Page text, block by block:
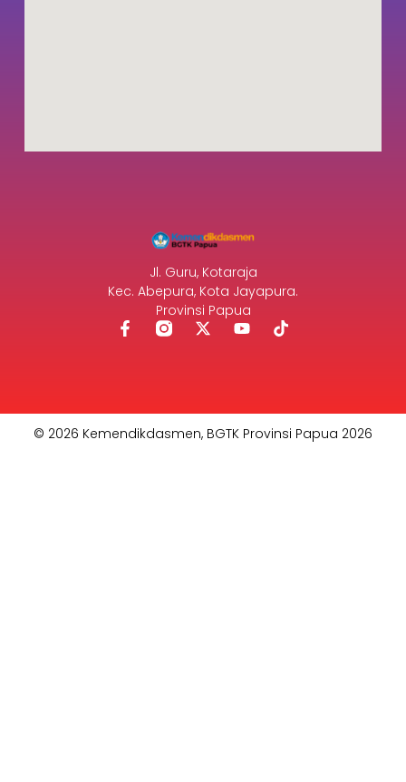
Jl. Guru, Kotaraja
Kec. Abepura, Kota Jayapura.
Provinsi Papua
© 2026 Kemendikdasmen, BGTK Provinsi Papua 2026